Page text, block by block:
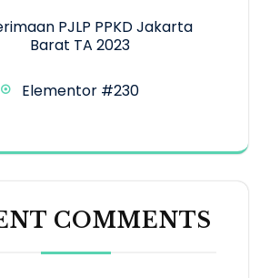
PJLP PPKD Jakarta
Barat TA 2023
Elementor #230
COMMENTS